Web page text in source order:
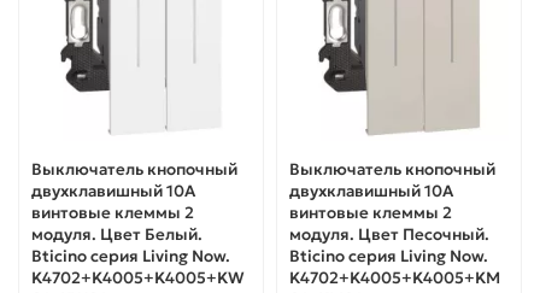
Выключатель кнопочный
двухклавишный 10А
винтовые клеммы 2
модуля. Цвет Белый.
Bticino серия Living Now.
K4702+K4005+K4005+KW
Выключатель кнопочный
двухклавишный 10А
винтовые клеммы 2
модуля. Цвет Песочный.
Bticino серия Living Now.
K4702+K4005+K4005+KM